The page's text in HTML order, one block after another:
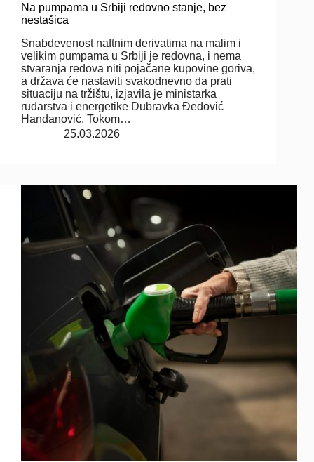
Na pumpama u Srbiji redovno stanje, bez
nestašica
Snabdevenost naftnim derivatima na malim i
velikim pumpama u Srbiji je redovna, i nema
stvaranja redova niti pojačane kupovine goriva,
a država će nastaviti svakodnevno da prati
situaciju na tržištu, izjavila je ministarka
rudarstva i energetike Dubravka Đedović
Handanović. Tokom…
25.03.2026